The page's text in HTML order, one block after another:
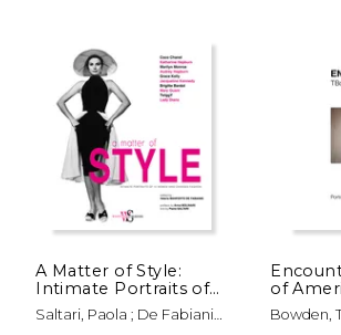
12%
dcto. $ 28.22
A Matter of Style:
Intimate Portraits of
10 Women Who
Changed Fashion (en
Saltari, Paola ; De Fabianis,
of
Inglés)
Bowden,